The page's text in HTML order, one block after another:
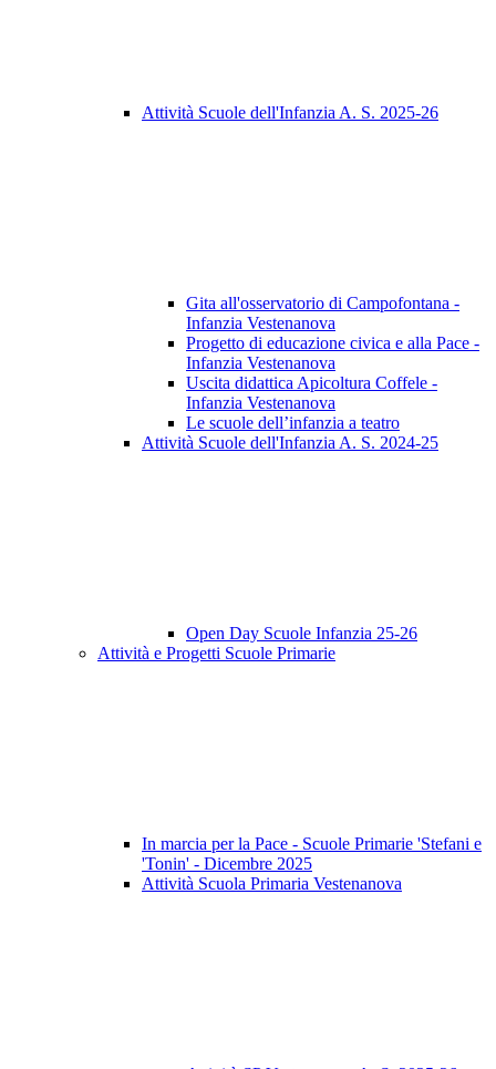
Attività Scuole dell'Infanzia A. S. 2025-26
Gita all'osservatorio di Campofontana -
Infanzia Vestenanova
Progetto di educazione civica e alla Pace -
Infanzia Vestenanova
Uscita didattica Apicoltura Coffele -
Infanzia Vestenanova
Le scuole dell’infanzia a teatro
Attività Scuole dell'Infanzia A. S. 2024-25
Open Day Scuole Infanzia 25-26
Attività e Progetti Scuole Primarie
In marcia per la Pace - Scuole Primarie 'Stefani e
'Tonin' - Dicembre 2025
Attività Scuola Primaria Vestenanova